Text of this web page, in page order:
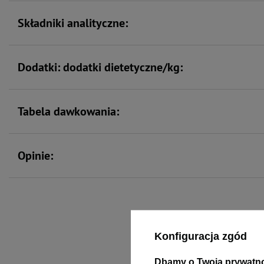
Składniki analityczne:
Dodatki: dodatki dietetyczne/kg:
Tabela dawkowania:
Opinie:
To
Konfiguracja zgód
Dbamy o Twoją